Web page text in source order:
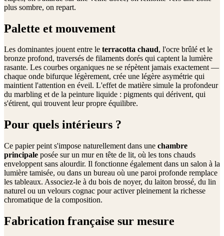
plus sombre, on repart.
Palette et mouvement
Les dominantes jouent entre le terracotta chaud, l'ocre brûlé et le
bronze profond, traversés de filaments dorés qui captent la lumière
rasante. Les courbes organiques ne se répètent jamais exactement —
chaque onde bifurque légèrement, crée une légère asymétrie qui
maintient l'attention en éveil. L'effet de matière simule la profondeur
du marbling et de la peinture liquide : pigments qui dérivent, qui
s'étirent, qui trouvent leur propre équilibre.
Pour quels intérieurs ?
Ce papier peint s'impose naturellement dans une chambre
principale posée sur un mur en tête de lit, où les tons chauds
enveloppent sans alourdir. Il fonctionne également dans un salon à la
lumière tamisée, ou dans un bureau où une paroi profonde remplace
les tableaux. Associez-le à du bois de noyer, du laiton brossé, du lin
naturel ou un velours cognac pour activer pleinement la richesse
chromatique de la composition.
Fabrication française sur mesure